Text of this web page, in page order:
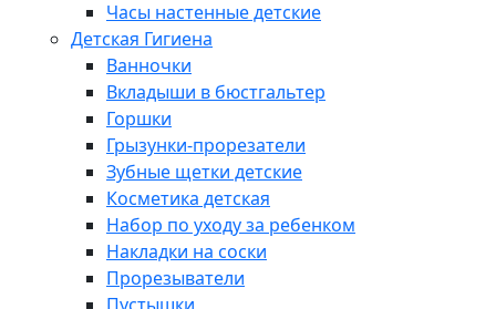
Часы настенные детские
Детская Гигиена
Ванночки
Вкладыши в бюстгальтер
Горшки
Грызунки-прорезатели
Зубные щетки детские
Косметика детская
Набор по уходу за ребенком
Накладки на соски
Прорезыватели